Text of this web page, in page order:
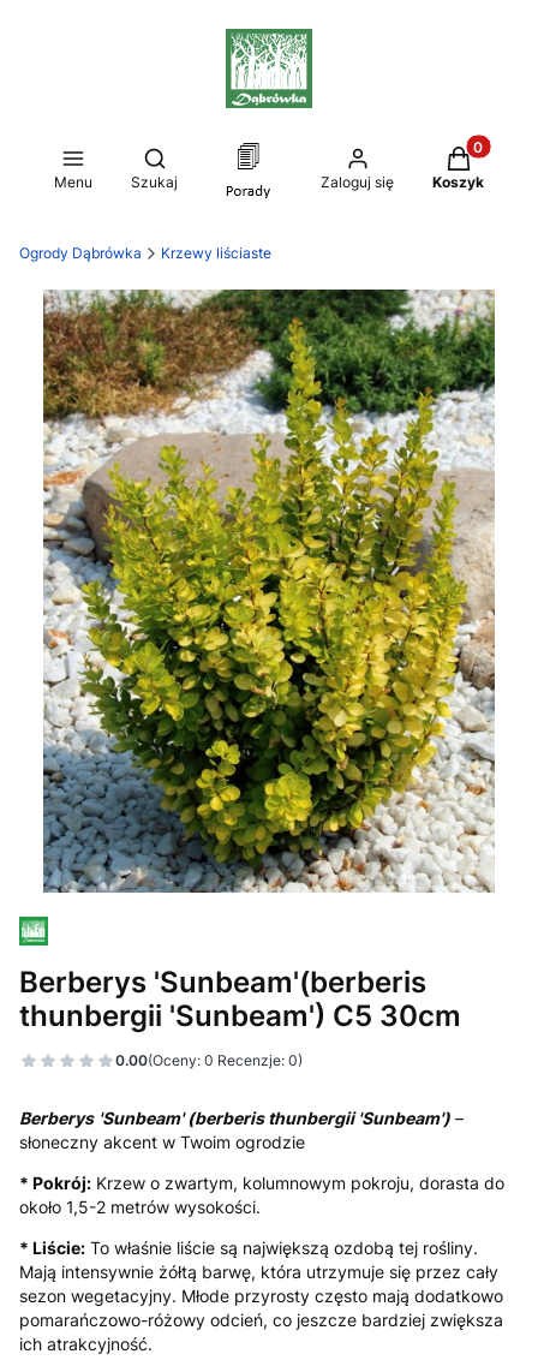
Menu
Otwórz wyszukiwarkę
Szukaj Zaloguj się
Produkty
Koszyk
Ogrody Dąbrówka Krzewy liściaste
Berberys 'Sunbeam'(berberis
thunbergii 'Sunbeam') C5 30cm
0.00(Oceny: 0 Recenzje: 0)
Berberys 'Sunbeam' (berberis thunbergii 'Sunbeam') –
słoneczny akcent w Twoim ogrodzie
* Pokrój: Krzew o zwartym, kolumnowym pokroju, dorasta do
około 1,5-2 metrów wysokości.
* Liście: To właśnie liście są największą ozdobą tej rośliny.
Mają intensywnie żółtą barwę, która utrzymuje się przez cały
sezon wegetacyjny. Młode przyrosty często mają dodatkowo
pomarańczowo-różowy odcień, co jeszcze bardziej zwiększa
ich atrakcyjność.